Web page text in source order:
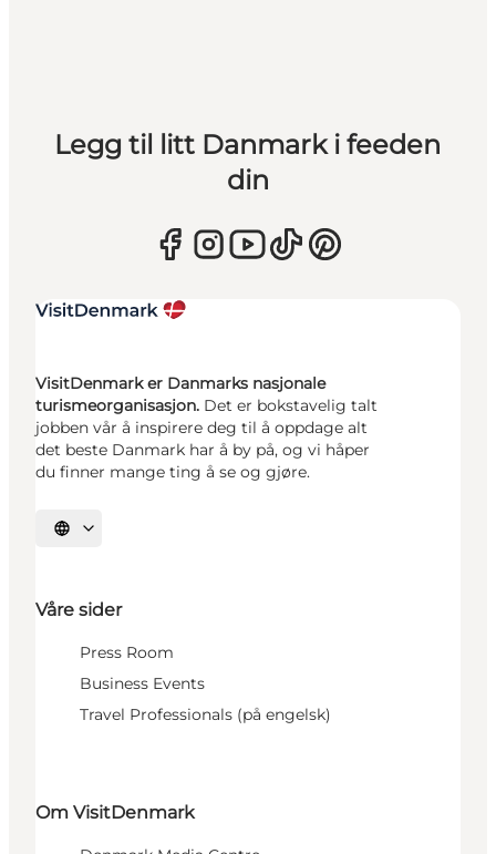
Legg til litt Danmark i feeden
din
VisitDenmark er Danmarks nasjonale
turismeorganisasjon. Det er bokstavelig talt
jobben vår å inspirere deg til å oppdage alt
det beste Danmark har å by på, og vi håper
du finner mange ting å se og gjøre.
Velg språk
Våre sider
Press Room
Business Events
Travel Professionals (på engelsk)
Om VisitDenmark